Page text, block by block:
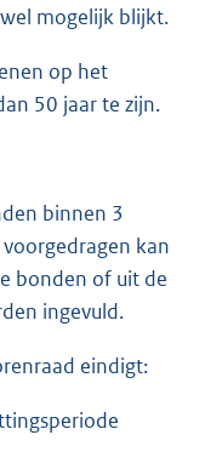
mogelijk blijkt.
op het
50 jaar te zijn.
binnen 3
kan
bonden of uit de
ingevuld.
eindigt: